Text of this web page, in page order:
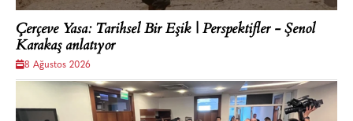
Çerçeve Yasa: Tarihsel Bir Eşik | Perspektifler - Şenol
Karakaş anlatıyor
8 Ağustos 2026